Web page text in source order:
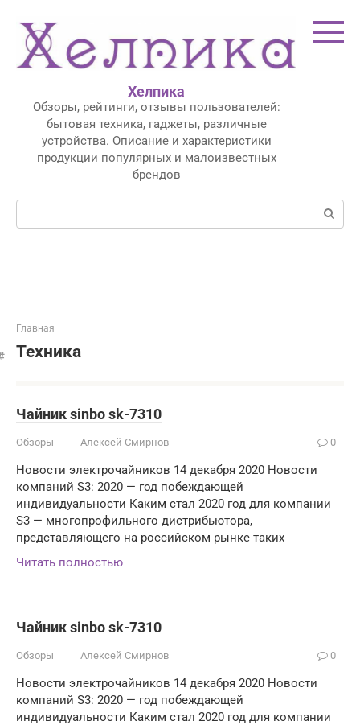
контенту
Хелпика
Обзоры, рейтинги, отзывы пользователей:
бытовая техника, гаджеты, различные
устройства. Описание и характеристики
продукции популярных и малоизвестных
брендов
Поиск:
Главная
Техника
Чайник sinbo sk-7310
Обзоры Алексей Смирнов 0
Новости электрочайников 14 декабря 2020 Новости
компаний S3: 2020 — год побеждающей
индивидуальности Каким стал 2020 год для компании
S3 — многопрофильного дистрибьютора,
представляющего на российском рынке таких
Читать полностью
Чайник sinbo sk-7310
Обзоры Алексей Смирнов 0
Новости электрочайников 14 декабря 2020 Новости
компаний S3: 2020 — год побеждающей
индивидуальности Каким стал 2020 год для компании